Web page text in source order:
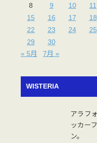
8
9 10 11
15
16 17 18
22
23 24 25
29
30
« 5月
7月 »
WISTERIA
アラフ
ッカー
ン。